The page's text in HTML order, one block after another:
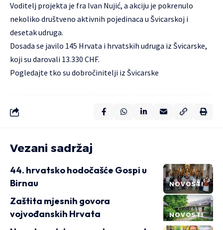
Voditelj projekta je fra Ivan Nujić, a akciju je pokrenulo
nekoliko društveno aktivnih pojedinaca u Švicarskoj i
desetak udruga.
Dosada se javilo 145 Hrvata i hrvatskih udruga iz Švicarske,
koji su darovali 13.330 CHF.
Pogledajte tko su dobročinitelji iz Švicarske
Vezani sadržaj
NOVOSTI
44. hrvatsko hodočašće Gospi u
Birnau
NOVOSTI
Zaštita mjesnih govora
vojvođanskih Hrvata